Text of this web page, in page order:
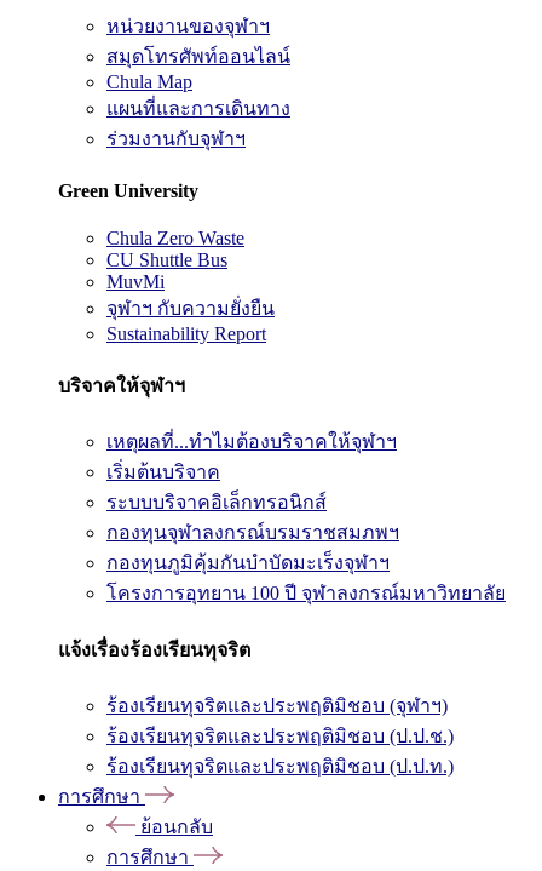
หน่วยงานของจุฬาฯ
สมุดโทรศัพท์ออนไลน์
Chula Map
แผนที่และการเดินทาง
ร่วมงานกับจุฬาฯ
Green University
Chula Zero Waste
CU Shuttle Bus
MuvMi
จุฬาฯ กับความยั่งยืน
Sustainability Report
บริจาคให้จุฬาฯ
เหตุผลที่...ทำไมต้องบริจาคให้จุฬาฯ
เริ่มต้นบริจาค
ระบบบริจาคอิเล็กทรอนิกส์
กองทุนจุฬาลงกรณ์บรมราชสมภพฯ
กองทุนภูมิคุ้มกันบำบัดมะเร็งจุฬาฯ
โครงการอุทยาน 100 ปี จุฬาลงกรณ์มหาวิทยาลัย
แจ้งเรื่องร้องเรียนทุจริต
ร้องเรียนทุจริตและประพฤติมิชอบ (จุฬาฯ)
ร้องเรียนทุจริตและประพฤติมิชอบ (ป.ป.ช.)
ร้องเรียนทุจริตและประพฤติมิชอบ (ป.ป.ท.)
การศึกษา
ย้อนกลับ
การศึกษา